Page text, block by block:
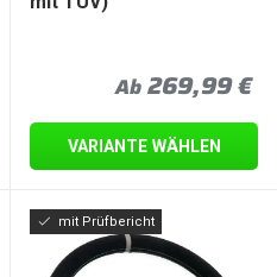
Normaler
Ab269,99 €
VARIANTE WÄHLEN
mit Prüfbericht